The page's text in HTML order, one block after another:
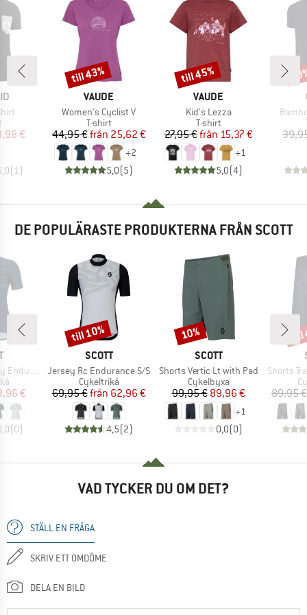
pris
€
(1 )
VARUMÄRKE
VAUDE
Produkter
Women's Cyclist V
Produktgrupp
T-shirt
Pris
44,95 € Reducerat pris
från 25,62 €
+2
5,0(5)
Rabatt
till 43%
VARUMÄRKE
VAUDE
Produkter
Kid's Lezza
Produktgrupp
T-shirt
Pris
27,95 € Reducerat pris
från 15,37 €
+1
5,0(4)
Rabatt
till 45%
DE POPULÄRASTE PRODUKTERNA FRÅN SCOTT
Lt S/S
pris
€
(0)
VARUMÄRKE
SCOTT
Produkter
Jersey Rc Endurance S/S
Produktgrupp
Cykeltrikå
Pris
69,95 € Reducerat pris
från 62,96 €
4,5(2)
Rabatt
till 10%
VARUMÄRKE
SCOTT
Produkter
Shorts Vertic Lt with Pad
Produktgrupp
Cykelbyxa
Pris
99,95 €Reducerat pris
89,96 €
+1
0,0(0)
Rabatt
10%
Produkter
Shorts
89,95 €
VAD TYCKER DU OM DET?
STÄLL EN FRÅGA
SKRIV ETT OMDÖME
DELA EN BILD